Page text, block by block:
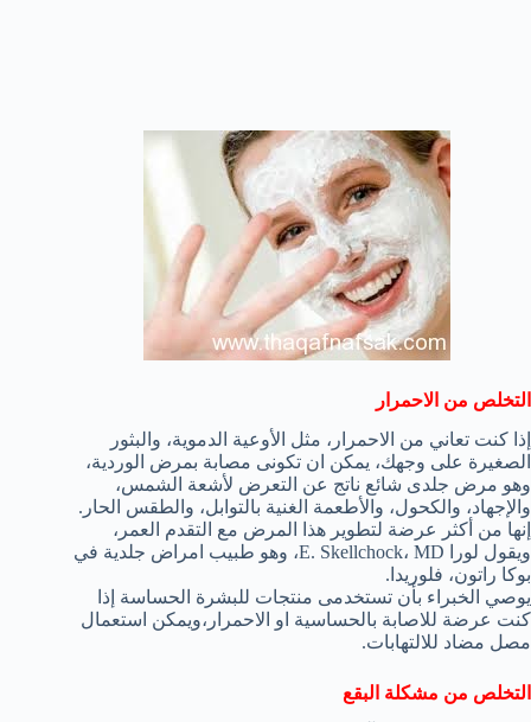
التخلص من الاحمرار
إذا كنت تعاني من الاحمرار ، مثل الأوعية الدموية، و البثور
الصغيرة على وجهك، يمكن ان تكونى مصابة بمرض الوردية،
وهو مرض جلدى شائع ناتج عن التعرض لأشعة الشمس،
والإجهاد، والكحول، و الأطعمة الغنية بالتوابل، و الطقس الحار .
إنها من أكثر
عرضة لتطوير هذا المرض مع التقدم العمر ،
ويقول لورا E. Skellchock، MD ، وهو طبيب امراض جلدية في
بوكا راتون، فلوريدا .
يوصي الخبراء بأن تستخدمى منتجات للبشرة الحساسة إذا
كنت عرضة للاصابة بالحساسية او الاحمرار ،ويمكن استعمال
مصل مضاد للالتهابات.
التخلص من مشكلة البقع